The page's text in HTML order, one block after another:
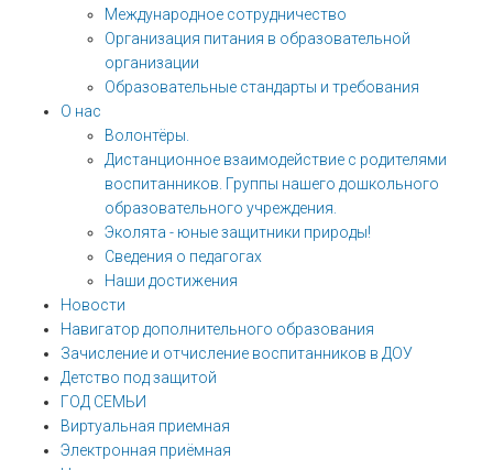
Международное сотрудничество
Организация питания в образовательной
организации
Образовательные стандарты и требования
О нас
Волонтёры.
Дистанционное взаимодействие с родителями
воспитанников. Группы нашего дошкольного
образовательного учреждения.
Эколята - юные защитники природы!
Сведения о педагогах
Наши достижения
Новости
Навигатор дополнительного образования
Зачисление и отчисление воспитанников в ДОУ
Детство под защитой
ГОД СЕМЬИ
Виртуальная приемная
Электронная приёмная